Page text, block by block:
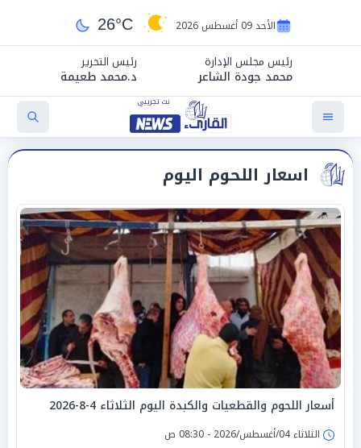
الأحد 09 أغسطس 2026 26°C
رئيس مجلس الإدارة
محمد جودة الشاعر
رئيس التحرير
د.محمد طعيمة
اسعار اللحوم اليوم
أسعار اللحوم والقطعيات والكبدة اليوم الثلاثاء 4-8-2026
الثلاثاء 04/أغسطس/2026 - 08:30 ص